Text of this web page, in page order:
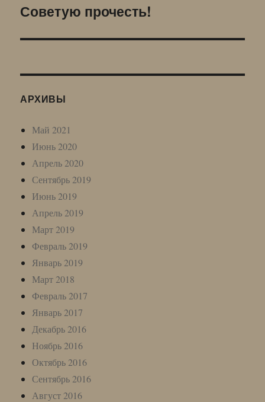
Следующая
Советую прочесть!
АРХИВЫ
Май 2021
Июнь 2020
Апрель 2020
Сентябрь 2019
Июнь 2019
Апрель 2019
Март 2019
Февраль 2019
Январь 2019
Март 2018
Февраль 2017
Январь 2017
Декабрь 2016
Ноябрь 2016
Октябрь 2016
Сентябрь 2016
Август 2016